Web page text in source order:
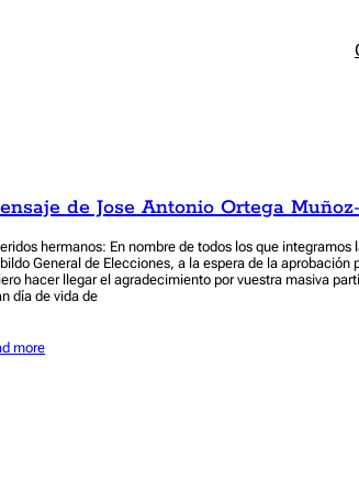
de Jose Antonio Ortega
hermanos: En nombre de todos los que
General de Elecciones, a la espera de la
hacer llegar el agradecimiento por vuestra masiva
día de vida de
more